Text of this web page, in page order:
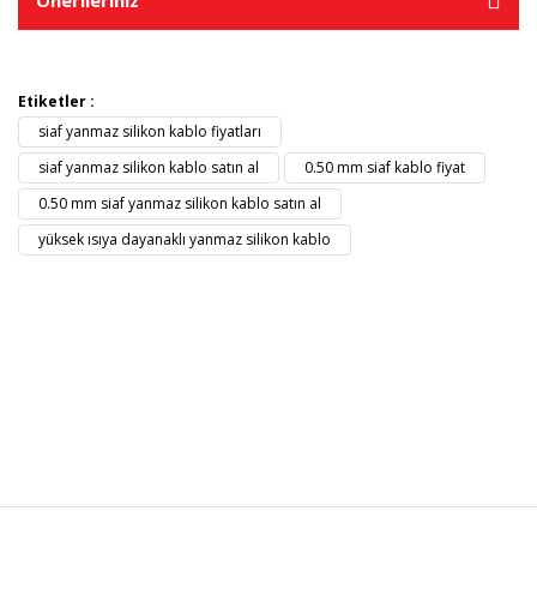
Etiketler :
siaf yanmaz silikon kablo fiyatları
siaf yanmaz silikon kablo satın al
0.50 mm siaf kablo fiyat
0.50 mm siaf yanmaz silikon kablo satın al
yüksek ısıya dayanaklı yanmaz silikon kablo